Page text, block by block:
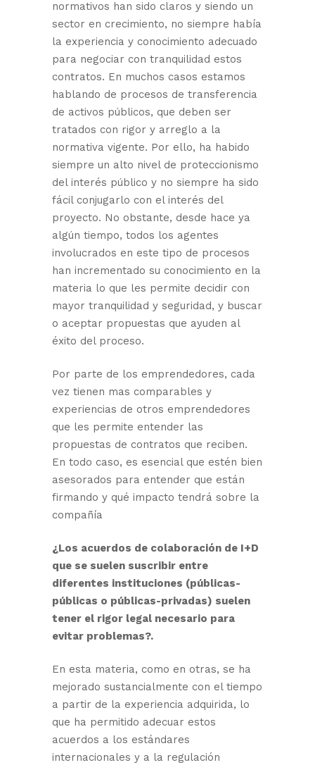
normativos han sido claros y siendo un
sector en crecimiento, no siempre había
la experiencia y conocimiento adecuado
para negociar con tranquilidad estos
contratos. En muchos casos estamos
hablando de procesos de transferencia
de activos públicos, que deben ser
tratados con rigor y arreglo a la
normativa vigente. Por ello, ha habido
siempre un alto nivel de proteccionismo
del interés público y no siempre ha sido
fácil conjugarlo con el interés del
proyecto. No obstante, desde hace ya
algún tiempo, todos los agentes
involucrados en este tipo de procesos
han incrementado su conocimiento en la
materia lo que les permite decidir con
mayor tranquilidad y seguridad, y buscar
o aceptar propuestas que ayuden al
éxito del proceso.
Por parte de los emprendedores, cada
vez tienen mas comparables y
experiencias de otros emprendedores
que les permite entender las
propuestas de contratos que reciben.
En todo caso, es esencial que estén bien
asesorados para entender que están
firmando y qué impacto tendrá sobre la
compañía
¿Los acuerdos de colaboración de I+D
que se suelen suscribir entre
diferentes instituciones (públicas-
públicas o públicas-privadas) suelen
tener el rigor legal necesario para
evitar problemas?.
En esta materia, como en otras, se ha
mejorado sustancialmente con el tiempo
a partir de la experiencia adquirida, lo
que ha permitido adecuar estos
acuerdos a los estándares
internacionales y a la regulación